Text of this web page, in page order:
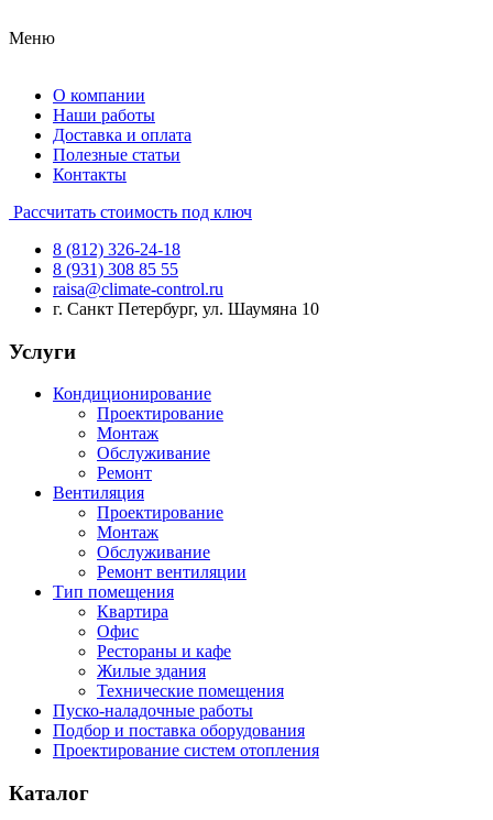
Меню
О компании
Наши работы
Доставка и оплата
Полезные статьи
Контакты
Рассчитать стоимость под ключ
8 (812) 326-24-18
8 (931) 308 85 55
raisa@climate-control.ru
г. Санкт Петербург, ул. Шаумяна 10
Услуги
Кондиционирование
Проектирование
Монтаж
Обслуживание
Ремонт
Вентиляция
Проектирование
Монтаж
Обслуживание
Ремонт вентиляции
Тип помещения
Квартира
Офис
Рестораны и кафе
Жилые здания
Технические помещения
Пуско-наладочные работы
Подбор и поставка оборудования
Проектирование систем отопления
Каталог